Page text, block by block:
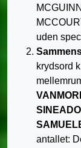
uden
krydsord
antallet: